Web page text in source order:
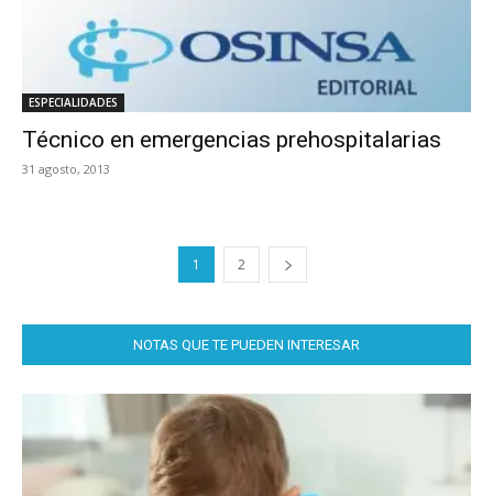
ESPECIALIDADES
Técnico en emergencias prehospitalarias
31 agosto, 2013
1 2
NOTAS QUE TE PUEDEN INTERESAR